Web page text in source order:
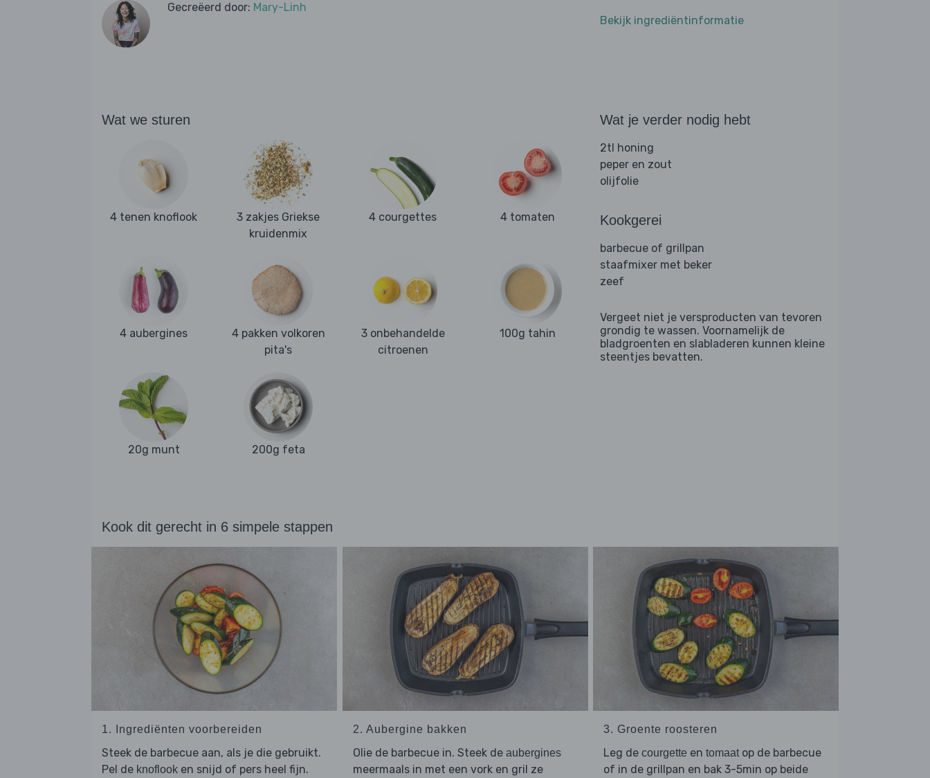
Gecreëerd door: Mary-Linh
Bekijk ingrediëntinformatie
Wat we sturen
4 tenen knoflook
3 zakjes Griekse
kruidenmix
4 courgettes 4 tomaten
4 aubergines
4 pakken volkoren
pita's
3 onbehandelde
citroenen
100g tahin
20g munt 200g feta
Wat je verder nodig hebt
2tl honing
peper en zout
olijfolie
Kookgerei
barbecue of grillpan
staafmixer met beker
zeef
Vergeet niet je versproducten van tevoren
grondig te wassen. Voornamelijk de
bladgroenten en slabladeren kunnen kleine
steentjes bevatten.
Kook dit gerecht in 6 simpele stappen
1. Ingrediënten voorbereiden
Steek de barbecue aan, als je die gebruikt.
Pel de knoflook en snijd of pers heel fijn.
2. Aubergine bakken
Olie de barbecue in. Steek de aubergines
meermaals in met een vork en gril ze
3. Groente roosteren
Leg de courgette en tomaatop de barbecue
of in de grillpan en bak 3-5min op beide